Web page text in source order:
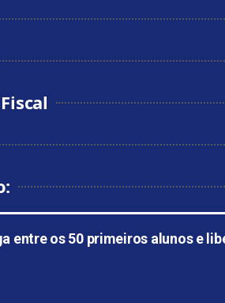
entre os 50 primeiros alunos e